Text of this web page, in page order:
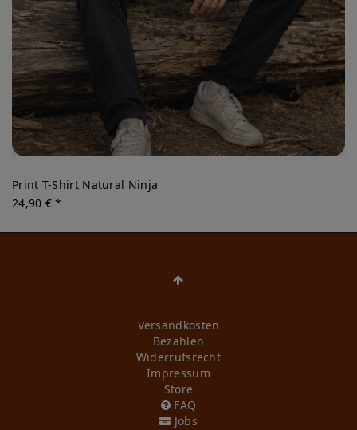
Print T-Shirt Natural Ninja
24,90 € *
Versandkosten
Bezahlen
Widerrufs­recht
Impressum
Store
FAQ
Jobs